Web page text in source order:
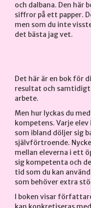
och dalbana. Den här
siffror på ett papper.
men som du inte
det bästa jag vet.
Det här är en bok för
resultat och
arbete.
Men hur lyckas du
kompetens. Varje elev
som ibland döljer sig
självförtroende.
mellan eleverna i ett
sig kompetenta och
tid som du kan
som behöver extra
I boken visar